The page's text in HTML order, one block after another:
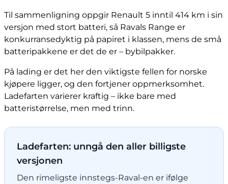
Til sammenligning oppgir Renault 5 inntil 414 km i sin
versjon med stort batteri, så Ravals Range er
konkurransedyktig på papiret i klassen, mens de små
batteripakkene er det de er – bybilpakker.
På lading er det her den viktigste fellen for norske
kjøpere ligger, og den fortjener oppmerksomhet.
Ladefarten varierer kraftig – ikke bare med
batteristørrelse, men med trinn.
Ladefarten: unngå den aller billigste
versjonen
Den rimeligste innstegs-Raval-en er ifølge